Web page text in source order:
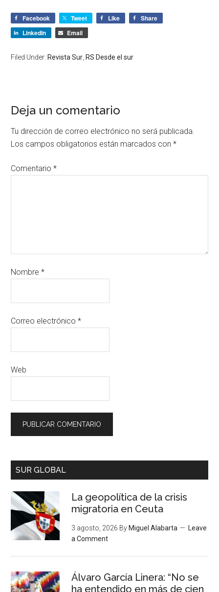
Facebook Tweet Like
Share
LinkedIn
Email
Filed Under: Revista Sur RS Desde el sur
Deja un comentario
Tu dirección de correo electrónico no será publicada.
Los campos obligatorios están marcados con*
Comentario*
Nombre*
Correo electrónico*
Web
SUR GLOBAL
La geopolítica de la crisis
migratoria en Ceuta
3 agosto, 2026 By Miguel Alabarta
Leave
a Comment
Álvaro García Linera: “No se
ha entendido en más de cien